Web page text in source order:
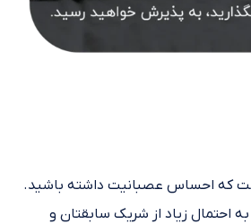
که احساس عصبانیت داشته باشید.
احتمال زیاد از شریک سابقتان و